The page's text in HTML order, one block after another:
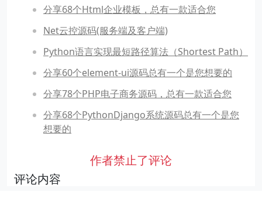
分享68个Html企业模板，总有一款适合您
Net云控源码(服务端及客户端)
Python语言实现最短路径算法（Shortest Path）
分享60个element-ui源码总有一个是您想要的
分享78个PHP电子商务源码，总有一款适合您
分享68个PythonDjango系统源码总有一个是您
想要的
作者禁止了评论
评论内容